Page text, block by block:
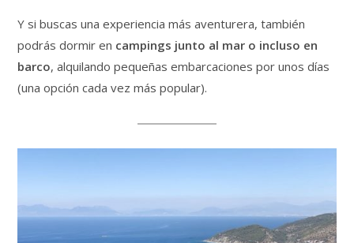
Y si buscas una experiencia más aventurera, también
podrás dormir en campings junto al mar o incluso en
barco, alquilando pequeñas embarcaciones por unos días
(una opción cada vez más popular).